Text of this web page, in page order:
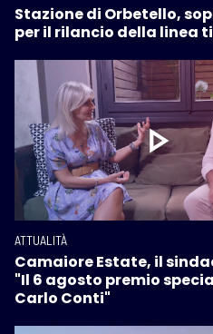
Stazione di Orbetello,
per il rilancio della linea
ATTUALITÀ
Camaiore Estate, il
"Il 6 agosto premio
Carlo Conti"